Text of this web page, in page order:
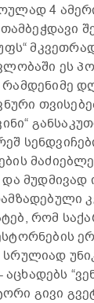
4
ეს
რომ
გივი